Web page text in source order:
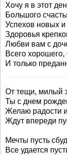
Хочу я в этот
Большого
Успехов новых и
Здоровья
Любви вам с
Всего хорошего,
И только
От тещи, милый
Ты с днем
Желаю радости
Ждут впереди
Мечты пусть
Все удается